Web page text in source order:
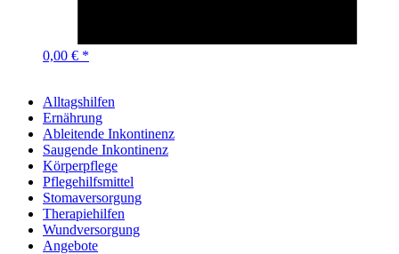
0,00 € *
Alltagshilfen
Ernährung
Ableitende Inkontinenz
Saugende Inkontinenz
Körperpflege
Pflegehilfsmittel
Stomaversorgung
Therapiehilfen
Wundversorgung
Angebote